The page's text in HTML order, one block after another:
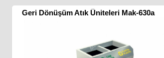
Geri Dönüşüm Atık Üniteleri Mak-630a